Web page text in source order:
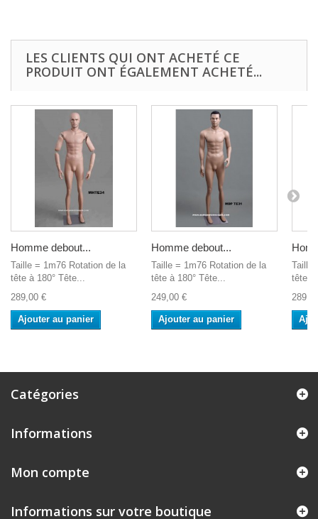
LES CLIENTS QUI ONT ACHETÉ CE
PRODUIT ONT ÉGALEMENT ACHETÉ...
Homme debout...
Taille = 1m76 Rotation de la
tête à 180° Tête...
289,00 €
Ajouter au panier
Homme debout...
Taille = 1m76 Rotation de la
tête à 180° Tête...
249,00 €
Ajouter au panier
Taille
tête à
Catégories
Informations
Mon compte
Informations sur votre boutique